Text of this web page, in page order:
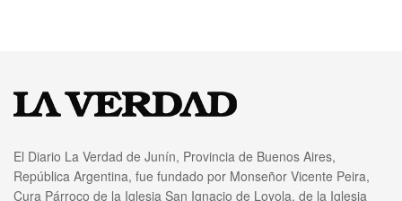
El Diario La Verdad de Junín, Provincia de Buenos Aires,
República Argentina, fue fundado por Monseñor Vicente Peira,
Cura Párroco de la Iglesia San Ignacio de Loyola, de la Iglesia